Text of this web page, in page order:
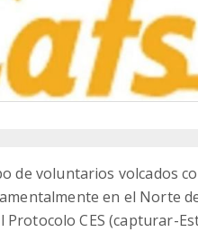
de voluntarios volcados
en el Norte
Protocolo CES (capturar-